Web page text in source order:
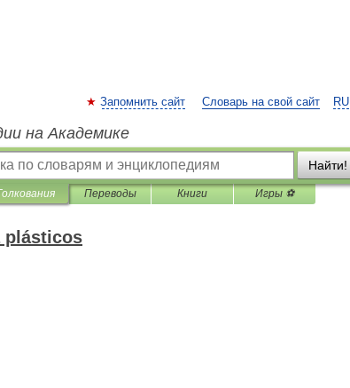
RU
Запомнить сайт Словарь на свой сайт
на Академике
Найти!
Переводы Книги Игры ⚽
plásticos